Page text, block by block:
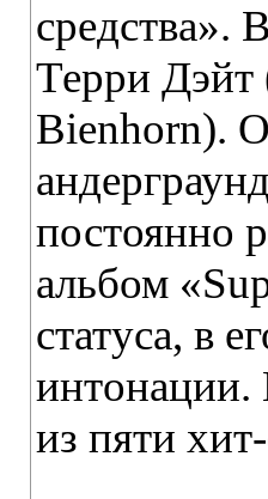
средства».
Терри
Bienhorn).
постоянно
альбом
статуса, в
интонации.
из пяти